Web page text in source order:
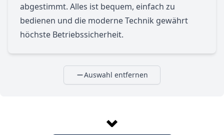
abgestimmt. Alles ist bequem, einfach zu
bedienen und die moderne Technik gewährt
höchste Betriebssicherheit.
Auswahl entfernen